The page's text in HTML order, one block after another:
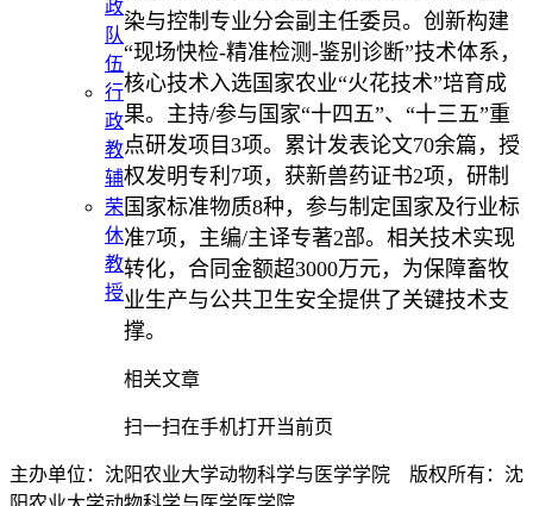
政
队
伍
行
政
教
辅
荣
休
教
授
染与控制专业分会副主任委员。创新构建
“现场快检-精准检测-鉴别诊断”技术体系，
核心技术入选国家农业“火花技术”培育成
果。主持/参与国家“十四五”、“十三五”重
点研发项目3项。累计发表论文70余篇，授
权发明专利7项，获新兽药证书2项，研制
国家标准物质8种，参与制定国家及行业标
准7项，主编/主译专著2部。相关技术实现
转化，合同金额超3000万元，为保障畜牧
业生产与公共卫生安全提供了关键技术支
撑。
相关文章
扫一扫在手机打开当前页
主办单位：沈阳农业大学动物科学与医学学院 版权所有：沈